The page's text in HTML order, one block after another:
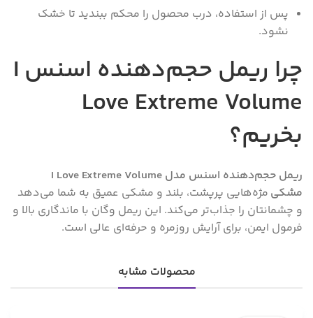
پس از استفاده، درب محصول را محکم ببندید تا خشک
نشود.
چرا ریمل حجم‌دهنده اسنس I
Love Extreme Volume
بخریم؟
ریمل حجم‌دهنده اسنس مدل I Love Extreme Volume
مشکی مژه‌هایی پرپشت، بلند و مشکی عمیق به شما می‌دهد
و چشمانتان را جذاب‌تر می‌کند. این ریمل وگان با ماندگاری بالا و
فرمول ایمن، برای آرایش روزمره و حرفه‌ای عالی است.
محصولات مشابه